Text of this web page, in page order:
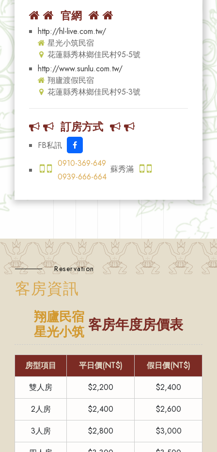
官網
http://hl-live.com.tw/
星光小筑民宿
花蓮縣秀林鄉佳民村95-5號
http://www.sunlu.com.tw/
翔廬渡假民宿
花蓮縣秀林鄉佳民村95-3號
訂房方式
FB私訊
0910-369-649
0939-666-664
蘇秀滿
Reservation
客房資訊
翔廬民宿
星光小筑 客房年度房價表
房型項目 平日價(NT$)
假日價(NT$)
雙人房
$2,200
$2,400
2人房
$2,400
$2,600
3人房
$2,800
$3,000